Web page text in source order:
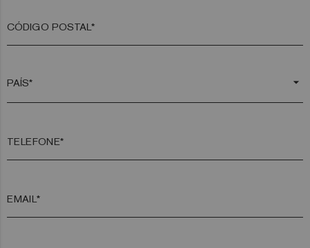
CÓDIGO POSTAL*
arrow_drop_down
TELEFONE*
EMAIL*